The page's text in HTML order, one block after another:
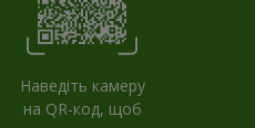
Наведіть камеру
на QR-код, щоб